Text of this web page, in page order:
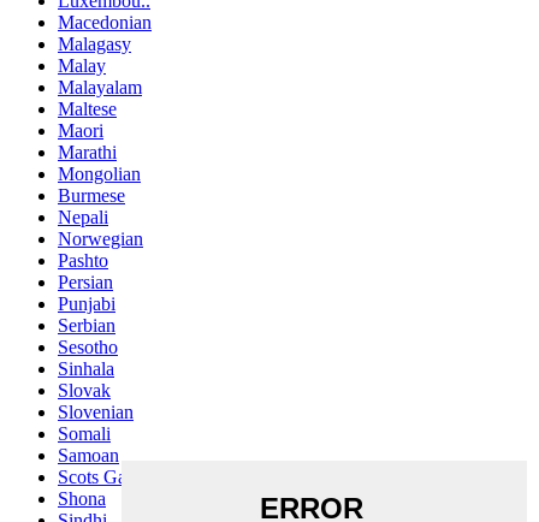
Macedonian
Malagasy
Malay
Malayalam
Maltese
Maori
Marathi
Mongolian
Burmese
Nepali
Norwegian
Pashto
Persian
Punjabi
Serbian
Sesotho
Sinhala
Slovak
Slovenian
Somali
Samoan
Scots Gaelic
Shona